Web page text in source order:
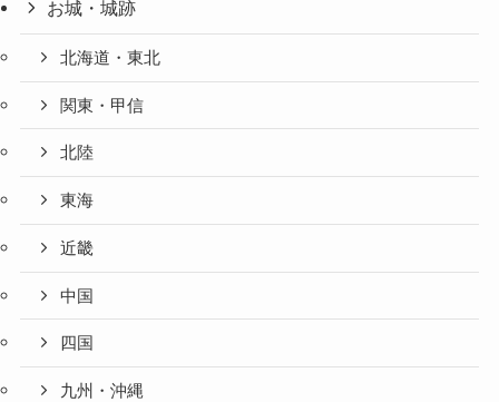
お城・城跡
北海道・東北
関東・甲信
北陸
東海
近畿
中国
四国
九州・沖縄